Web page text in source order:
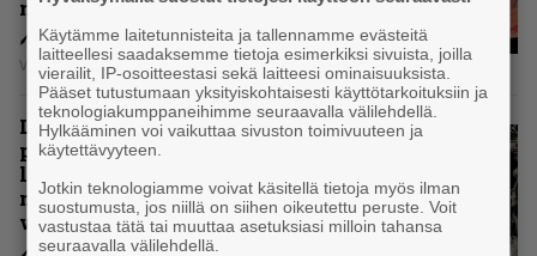
mielipiteet
Vesa Siltanen
Levyarvio: Coronerin
paluualbumi 32 vuotta edellisen
levytyksen jälkeen ei voi
mitenkään täyttää odotuksia. Vai
voiko?
Käytämme laitetunnisteita ja tallennamme evästeitä
laitteellesi saadaksemme tietoja esimerkiksi sivuista, joilla
vierailit, IP-osoitteestasi sekä laitteesi ominaisuuksista.
Pääset tutustumaan yksityiskohtaisesti käyttötarkoituksiin ja
teknologiakumppaneihimme seuraavalla välilehdellä.
Hylkääminen voi vaikuttaa sivuston toimivuuteen ja
käytettävyyteen.
Jotkin teknologiamme voivat käsitellä tietoja myös ilman
suostumusta, jos niillä on siihen oikeutettu peruste. Voit
vastustaa tätä tai muuttaa asetuksiasi milloin tahansa
seuraavalla välilehdellä.